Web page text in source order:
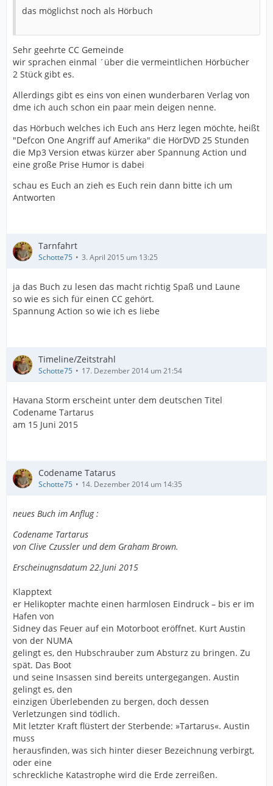
das möglichst noch als Hörbuch
Sehr geehrte CC Gemeinde
wir sprachen einmal ´über die vermeintlichen Hörbücher
2 Stück gibt es.
Allerdings gibt es eins von einen wunderbaren Verlag von
dme ich auch schon ein paar mein deigen nenne.
das Hörbuch welches ich Euch ans Herz legen möchte, heißt
"Defcon One Angriff auf Amerika" die HörDVD 25 Stunden
die Mp3 Version etwas kürzer aber Spannung Action und
eine große Prise Humor is dabei
schau es Euch an zieh es Euch rein dann bitte ich um
Antworten
Tarnfahrt
Schotte75 3. April 2015 um 13:25
ja das Buch zu lesen das macht richtig Spaß und Laune
so wie es sich für einen CC gehört.
Spannung Action so wie ich es liebe
Timeline/Zeitstrahl
Schotte75 17. Dezember 2014 um 21:54
Havana Storm erscheint unter dem deutschen Titel
Codename Tartarus
am 15 Juni 2015
Codename Tatarus
Schotte75 14. Dezember 2014 um 14:35
neues Buch im Anflug :
Codename Tartarus
von Clive Czussler und dem Graham Brown.
Erscheinugnsdatum 22.Juni 2015
Klapptext
er Helikopter machte einen harmlosen Eindruck – bis er im
Hafen von
Sidney das Feuer auf ein Motorboot eröffnet. Kurt Austin
von der NUMA
gelingt es, den Hubschrauber zum Absturz zu bringen. Zu
spät. Das Boot
und seine Insassen sind bereits untergegangen. Austin
gelingt es, den
einzigen Überlebenden zu bergen, doch dessen
Verletzungen sind tödlich.
Mit letzter Kraft flüstert der Sterbende: »Tartarus«. Austin
muss
herausfinden, was sich hinter dieser Bezeichnung verbirgt,
oder eine
schreckliche Katastrophe wird die Erde zerreißen.